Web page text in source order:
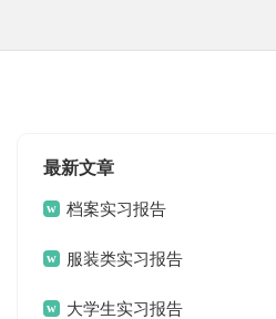
最新文章
档案实习报告
服装类实习报告
大学生实习报告